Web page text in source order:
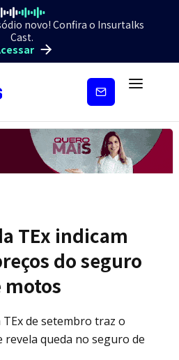
novo! Confira o Insurtalks
Cast.
Inscreva-
TEx indicam
do seguro
motos
de setembro traz o
revela queda no seguro de